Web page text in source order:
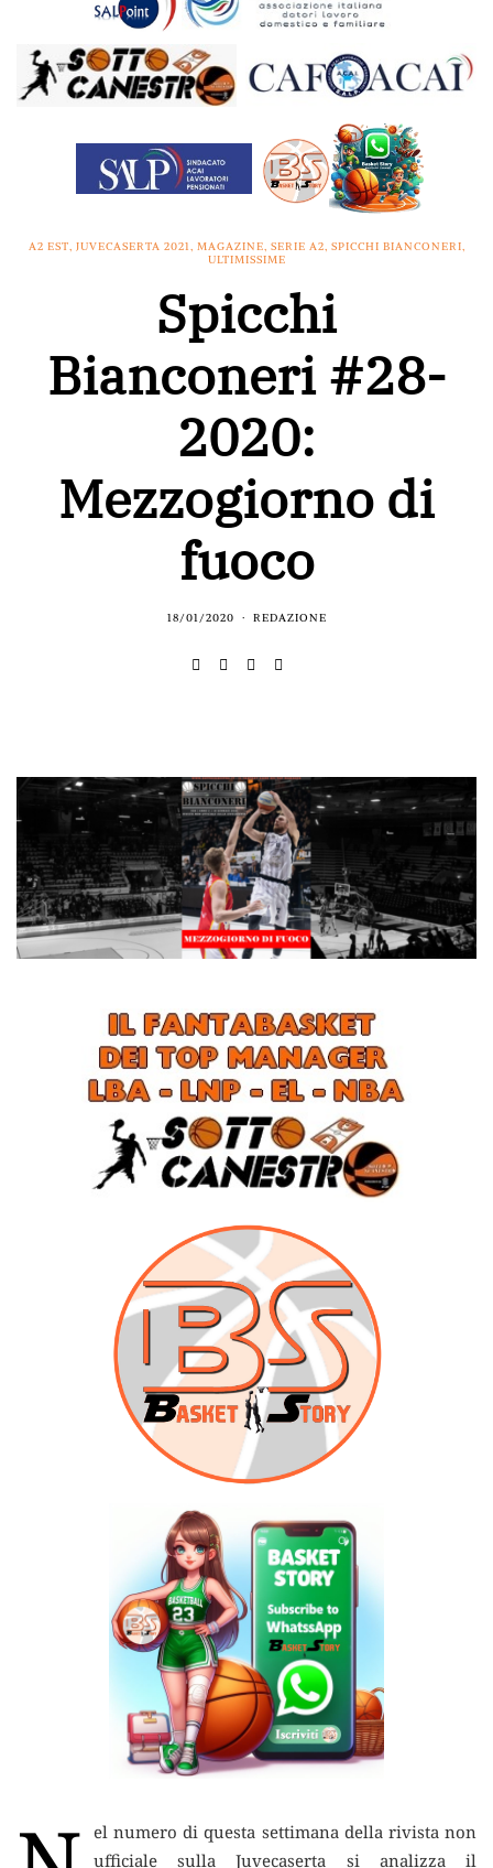
A2 EST, JUVECASERTA 2021, MAGAZINE, SERIE A2, SPICCHI BIANCONERI,
ULTIMISSIME
Spicchi
Bianconeri #28-
2020:
Mezzogiorno di
fuoco
18/01/2020 REDAZIONE
el numero di questa settimana della rivista non
ufficiale sulla Juvecaserta si analizza il